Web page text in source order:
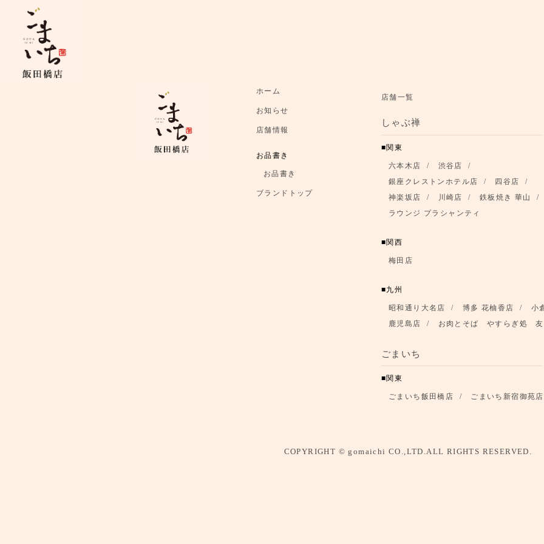
ブランドトップ
店舗情報
ホーム
お知らせ
店舗情報
お品書き
お品書き
ブランドトップ
店舗一覧
しゃぶ禅
関東
六本木店
渋谷店
銀座クレストンホテル店
四谷店
神楽坂店
川崎店
鉄板焼き 華山
ラウンジ プラシャンティ
関西
梅田店
九州
昭和通り大名店 博多 花柚香店
小
鹿児島店
お肉とそば やすらぎ処
ごまいち
関東
ごまいち飯田橋店 ごまいち新宿御苑店
COPYRIGHT © gomaichi CO.,LTD.ALL RIGHTS RESERVED.